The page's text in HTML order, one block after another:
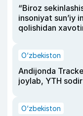
“Biroz
insoniyat sun’iy
qolishidan
O‘zbekiston
Andijonda
joylab, YTH
O‘zbekiston